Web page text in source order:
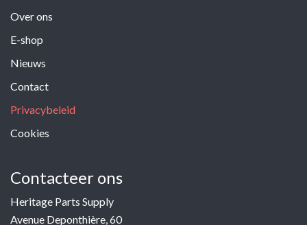
Over ons
E-shop
Nieuws
Contact
Privacybeleid
Cookies
Contacteer ons
Heritage Parts Supply
Avenue Deponthière, 60